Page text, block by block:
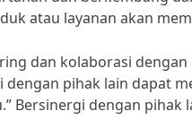
atau layanan akan
dan kolaborasi
dengan pihak lain dapat
Bersinergi dengan